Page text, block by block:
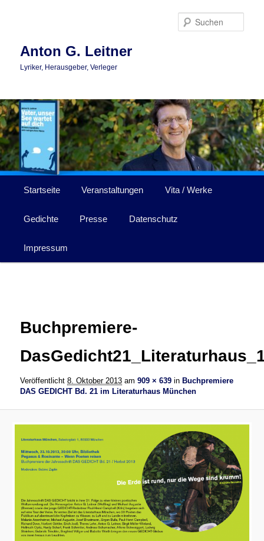
Anton G. Leitner
Lyriker, Herausgeber, Verleger
Startseite Veranstaltungen Vita / Werke
Gedichte Presse Datenschutz
Impressum
Buchpremiere-
Veröffentlicht8. Oktober 2013 am909 × 639 in Buchpremiere
DAS GEDICHT Bd. 21 im Literaturhaus München